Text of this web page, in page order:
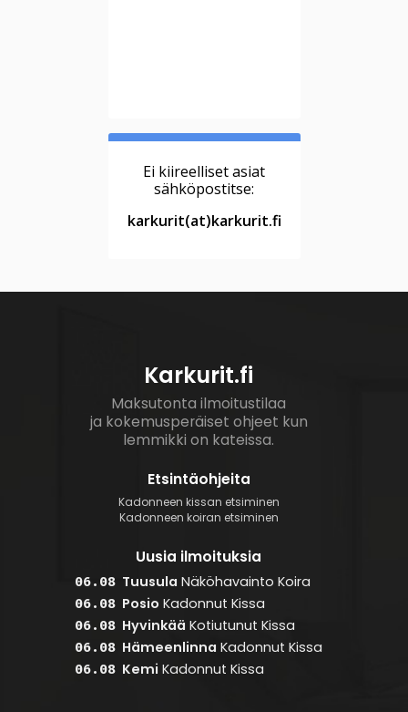
Ei kiireelliset asiat
sähköpostitse:
karkurit(at)karkurit.fi
Karkurit.fi
Maksutonta ilmoitustilaa
ja kokemusperäiset ohjeet kun
lemmikki on kateissa.
Etsintäohjeita
Kadonneen kissan etsiminen
Kadonneen koiran etsiminen
Uusia ilmoituksia
06.08 Tuusula Näköhavainto Koira
06.08 Posio Kadonnut Kissa
06.08 Hyvinkää Kotiutunut Kissa
06.08 Hämeenlinna Kadonnut Kissa
06.08 Kemi Kadonnut Kissa